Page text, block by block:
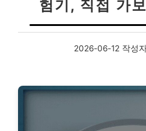
험기, 직접 가
2026-06-12 작성